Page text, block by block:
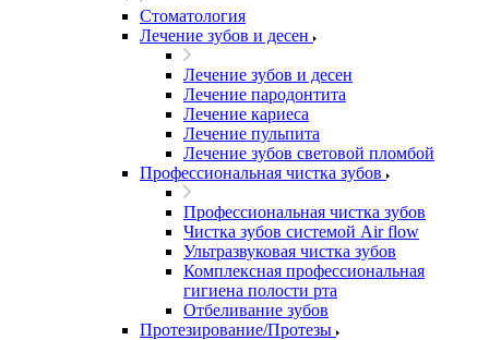
Стоматология
Лечение зубов и десен
Лечение зубов и десен
Лечение пародонтита
Лечение кариеса
Лечение пульпита
Лечение зубов световой пломбой
Профессиональная чистка зубов
Профессиональная чистка зубов
Чистка зубов системой Air flow
Ультразвуковая чистка зубов
Комплексная профессиональная
гигиена полости рта
Отбеливание зубов
Протезирование/Протезы